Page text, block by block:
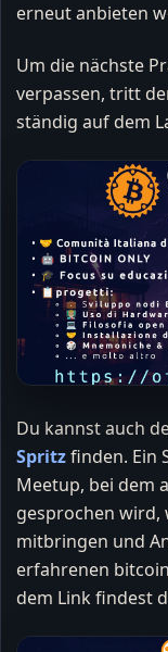
erneut anbieten
Um die nächste
verpassen, tritt
ständig auf dem
Du kannst auch
Spritzfinden. Ein
Meetup, bei dem
gesprochen wird,
mitbringen und
erfahrenen
dem Link findest